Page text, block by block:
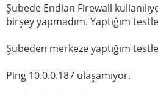
Şubede Endian Firewall
birşey yapmadım. Yaptığım
Şubeden merkeze yaptığım
Ping 10.0.0.187 ulaşamıyor.